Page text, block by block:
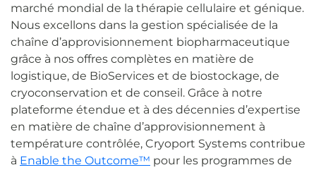
marché mondial de la thérapie cellulaire et génique.
Nous excellons dans la gestion spécialisée de la
chaîne d’approvisionnement biopharmaceutique
grâce à nos offres complètes en matière de
logistique, de BioServices et de biostockage, de
cryoconservation et de conseil. Grâce à notre
plateforme étendue et à des décennies d’expertise
en matière de chaîne d’approvisionnement à
température contrôlée, Cryoport Systems contribue
à Enable the Outcome™ pour les programmes de